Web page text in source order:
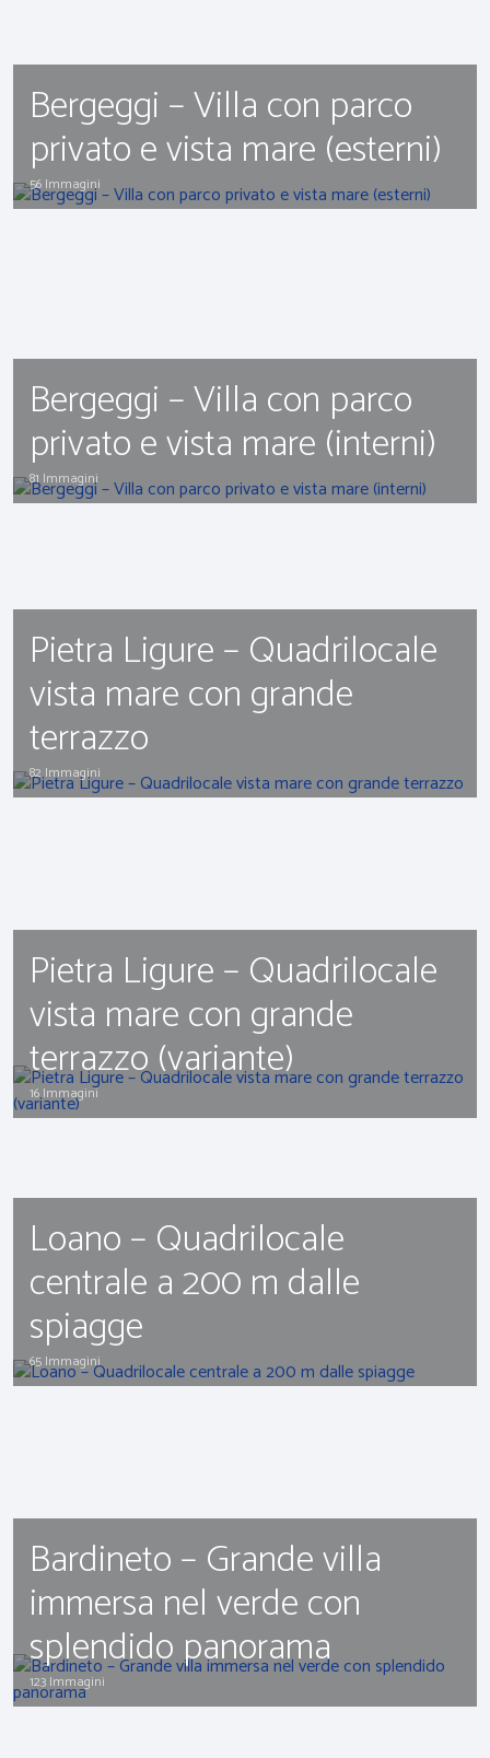
Bergeggi – Villa con parco
privato e vista mare (esterni)
56 Immagini
Bergeggi – Villa con parco
privato e vista mare (interni)
81 Immagini
Pietra Ligure – Quadrilocale
vista mare con grande
terrazzo
82 Immagini
Pietra Ligure – Quadrilocale
vista mare con grande
terrazzo (variante)
16 Immagini
Loano – Quadrilocale
centrale a 200 m dalle
spiagge
65 Immagini
Bardineto – Grande villa
immersa nel verde con
splendido panorama
123 Immagini